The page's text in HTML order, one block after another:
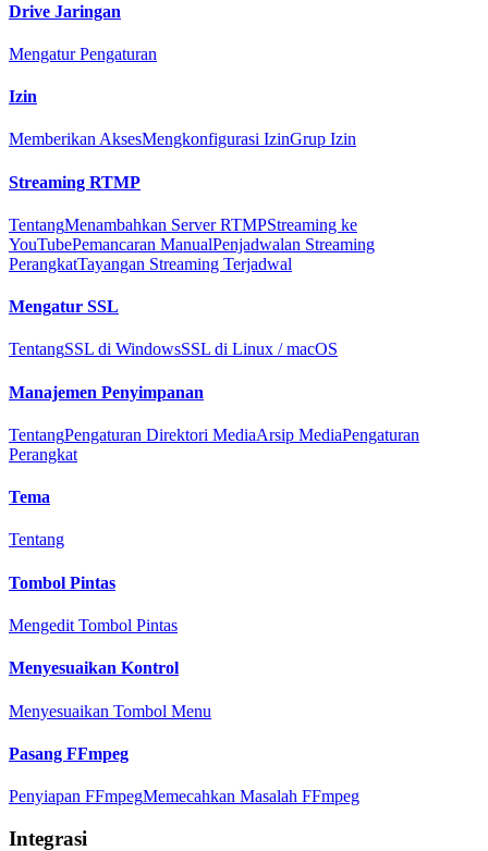
Drive Jaringan
Mengatur Pengaturan
Izin
Memberikan AksesMengkonfigurasi IzinGrup Izin
Streaming RTMP
TentangMenambahkan Server RTMPStreaming ke
YouTubePemancaran ManualPenjadwalan Streaming
PerangkatTayangan Streaming Terjadwal
Mengatur SSL
TentangSSL di WindowsSSL di Linux / macOS
Manajemen Penyimpanan
TentangPengaturan Direktori MediaArsip MediaPengaturan
Perangkat
Tema
Tentang
Tombol Pintas
Mengedit Tombol Pintas
Menyesuaikan Kontrol
Menyesuaikan Tombol Menu
Pasang FFmpeg
Penyiapan FFmpegMemecahkan Masalah FFmpeg
Integrasi